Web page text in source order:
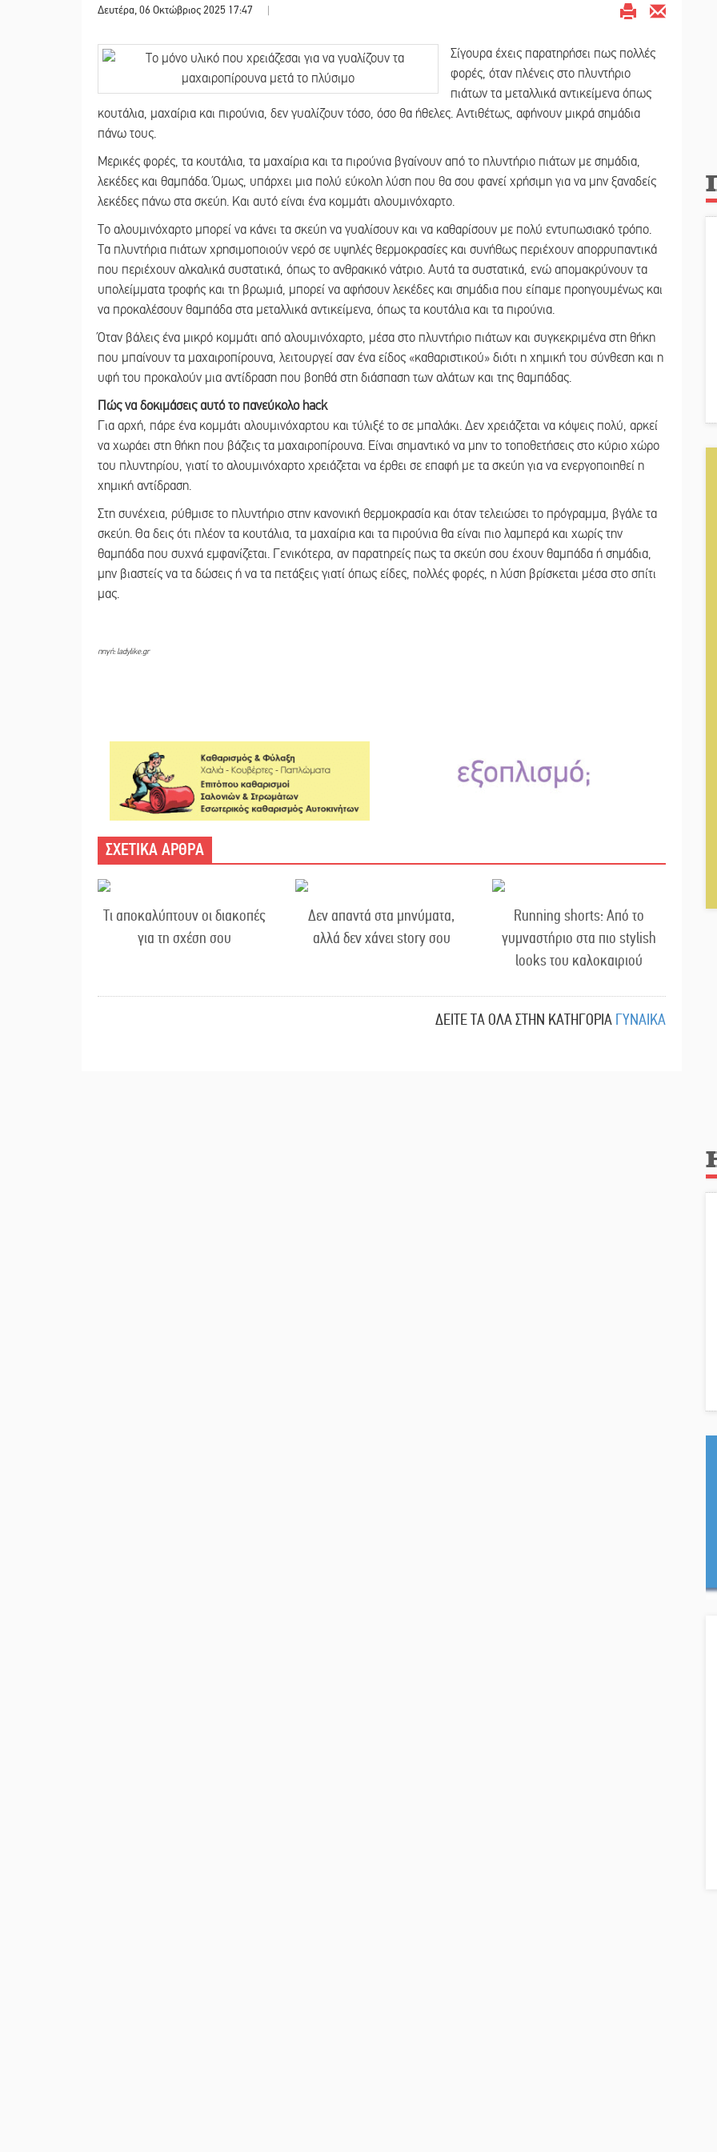
Δευτέρα, 06 Οκτώβριος 2025 17:47 |
Σίγουρα έχεις παρατηρήσει πως πολλές
φορές, όταν πλένεις στο πλυντήριο
πιάτων τα μεταλλικά αντικείμενα όπως
κουτάλια, μαχαίρια και πιρούνια, δεν γυαλίζουν τόσο, όσο θα ήθελες. Αντιθέτως, αφήνουν μικρά σημάδια
πάνω τους.
Μερικές φορές, τα κουτάλια, τα μαχαίρια και τα πιρούνια βγαίνουν από το πλυντήριο πιάτων με σημάδια,
λεκέδες και θαμπάδα. Όμως, υπάρχει μια πολύ εύκολη λύση που θα σου φανεί χρήσιμη για να μην ξαναδείς
λεκέδες πάνω στα σκεύη. Και αυτό είναι ένα κομμάτι αλουμινόχαρτο.
Το αλουμινόχαρτο μπορεί να κάνει τα σκεύη να γυαλίσουν και να καθαρίσουν με πολύ εντυπωσιακό τρόπο.
Τα πλυντήρια πιάτων χρησιμοποιούν νερό σε υψηλές θερμοκρασίες και συνήθως περιέχουν απορρυπαντικά
που περιέχουν αλκαλικά συστατικά, όπως το ανθρακικό νάτριο. Αυτά τα συστατικά, ενώ απομακρύνουν τα
υπολείμματα τροφής και τη βρωμιά, μπορεί να αφήσουν λεκέδες και σημάδια που είπαμε προηγουμένως και
να προκαλέσουν θαμπάδα στα μεταλλικά αντικείμενα, όπως τα κουτάλια και τα πιρούνια.
Όταν βάλεις ένα μικρό κομμάτι από αλουμινόχαρτο, μέσα στο πλυντήριο πιάτων και συγκεκριμένα στη θήκη
που μπαίνουν τα μαχαιροπίρουνα, λειτουργεί σαν ένα είδος «καθαριστικού» διότι η χημική του σύνθεση και η
υφή του προκαλούν μια αντίδραση που βοηθά στη διάσπαση των αλάτων και της θαμπάδας.
Πώς να δοκιμάσεις αυτό το πανεύκολο hack
Για αρχή, πάρε ένα κομμάτι αλουμινόχαρτου και τύλιξέ το σε μπαλάκι. Δεν χρειάζεται να κόψεις πολύ, αρκεί
να χωράει στη θήκη που βάζεις τα μαχαιροπίρουνα. Είναι σημαντικό να μην το τοποθετήσεις στο κύριο χώρο
του πλυντηρίου, γιατί το αλουμινόχαρτο χρειάζεται να έρθει σε επαφή με τα σκεύη για να ενεργοποιηθεί η
χημική αντίδραση.
Στη συνέχεια, ρύθμισε το πλυντήριο στην κανονική θερμοκρασία και όταν τελειώσει το πρόγραμμα, βγάλε τα
σκεύη. Θα δεις ότι πλέον τα κουτάλια, τα μαχαίρια και τα πιρούνια θα είναι πιο λαμπερά και χωρίς την
θαμπάδα που συχνά εμφανίζεται. Γενικότερα, αν παρατηρείς πως τα σκεύη σου έχουν θαμπάδα ή σημάδια,
μην βιαστείς να τα δώσεις ή να τα πετάξεις γιατί όπως είδες, πολλές φορές, η λύση βρίσκεται μέσα στο σπίτι
μας.
πηγή: ladylike.gr
ΣΧΕΤΙΚΑ ΑΡΘΡΑ
Τι αποκαλύπτουν οι διακοπές
για τη σχέση σου
Δεν απαντά στα μηνύματα,
αλλά δεν χάνει story σου
Running shorts: Από το
γυμναστήριο στα πιο stylish
looks του καλοκαιριού
ΔΕΙΤΕ ΤΑ ΟΛΑ ΣΤΗΝ ΚΑΤΗΓΟΡΙΑ ΓΥΝΑΙΚΑ